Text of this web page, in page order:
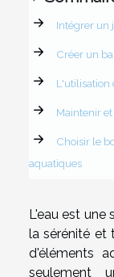
Intégrer un
Créer un
L'utilisation
Maintenir
Choisir le
aquatiques
L'eau est une
la sérénité et
d'éléments
seulement